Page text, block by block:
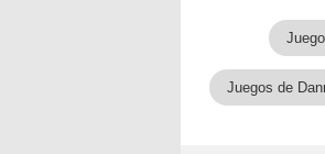
Juegos de